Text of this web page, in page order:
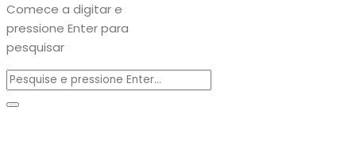
Comece a digitar e
pressione Enter para
pesquisar